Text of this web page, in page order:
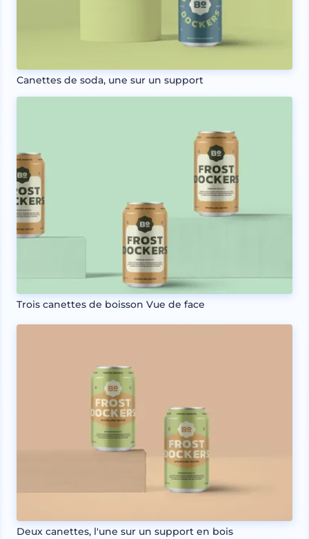
Canettes de soda, une sur un support
Trois canettes de boisson Vue de face
Deux canettes, l'une sur un support en bois